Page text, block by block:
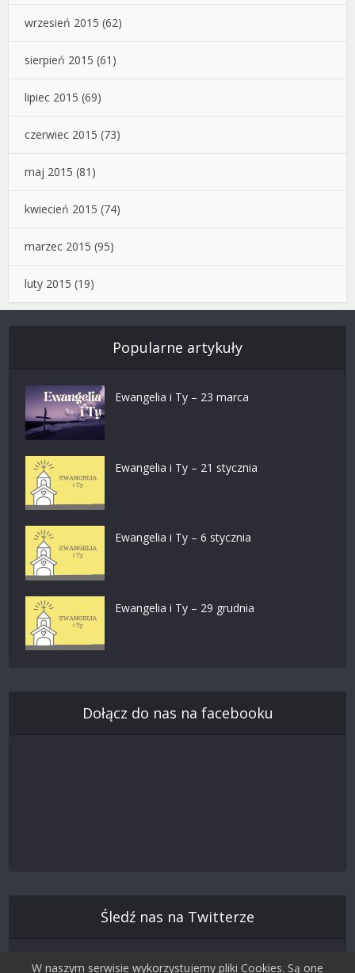
wrzesień 2015 (62)
sierpień 2015 (61)
lipiec 2015 (69)
czerwiec 2015 (73)
maj 2015 (81)
kwiecień 2015 (74)
marzec 2015 (95)
luty 2015 (19)
Popularne artykuły
Ewangelia i Ty – 23 marca
Ewangelia i Ty – 21 stycznia
Ewangelia i Ty – 6 stycznia
Ewangelia i Ty – 29 grudnia
Dołącz do nas na facebooku
Śledź nas na Twitterze
W naszym serwisie wykorzystujemy pliki Cookies. Są one